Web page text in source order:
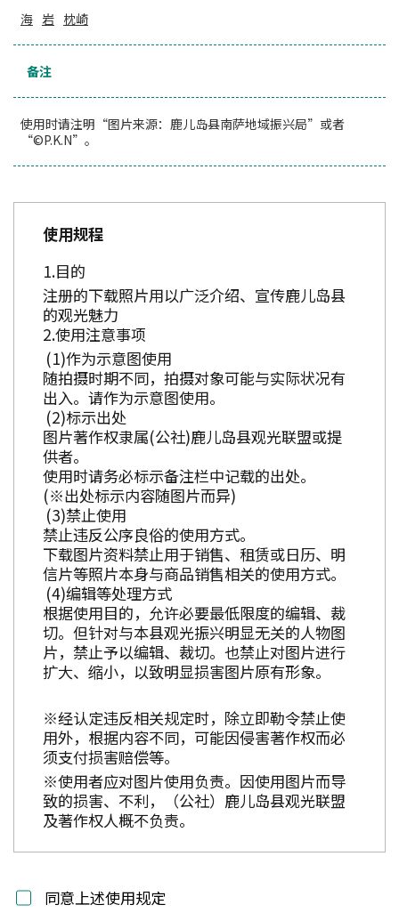
海 岩 枕崎
备注
使用时请注明“图片来源：鹿儿岛县南萨地域振兴局”或者
“©P.K.N”。
使用规程
目的
注册的下载照片用以广泛介绍、宣传鹿儿岛县
的观光魅力
使用注意事项
作为示意图使用
随拍摄时期不同，拍摄对象可能与实际状况有
出入。请作为示意图使用。
标示出处
图片著作权隶属(公社)鹿儿岛县观光联盟或提
供者。
使用时请务必标示备注栏中记载的出处。
(※出处标示内容随图片而异)
禁止使用
禁止违反公序良俗的使用方式。
下载图片资料禁止用于销售、租赁或日历、明
信片等照片本身与商品销售相关的使用方式。
编辑等处理方式
根据使用目的，允许必要最低限度的编辑、裁
切。但针对与本县观光振兴明显无关的人物图
片，禁止予以编辑、裁切。也禁止对图片进行
扩大、缩小，以致明显损害图片原有形象。
※经认定违反相关规定时，除立即勒令禁止使
用外，根据内容不同，可能因侵害著作权而必
须支付损害赔偿等。
※使用者应对图片使用负责。因使用图片而导
致的损害、不利，（公社）鹿儿岛县观光联盟
及著作权人概不负责。
同意上述使用规定